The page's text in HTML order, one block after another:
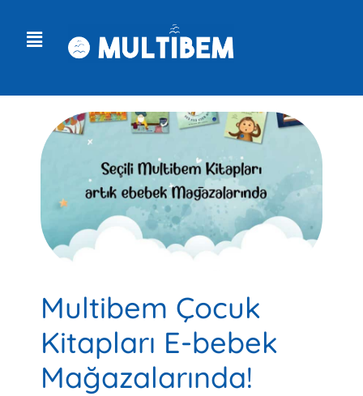
Multibem Çocuk
Kitapları E-bebek
Mağazalarında!